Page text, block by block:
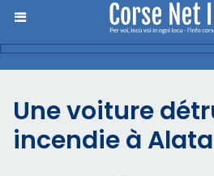
Une voiture
incendie à Alata